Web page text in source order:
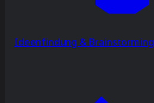
Ideenfindung & Brainstorming